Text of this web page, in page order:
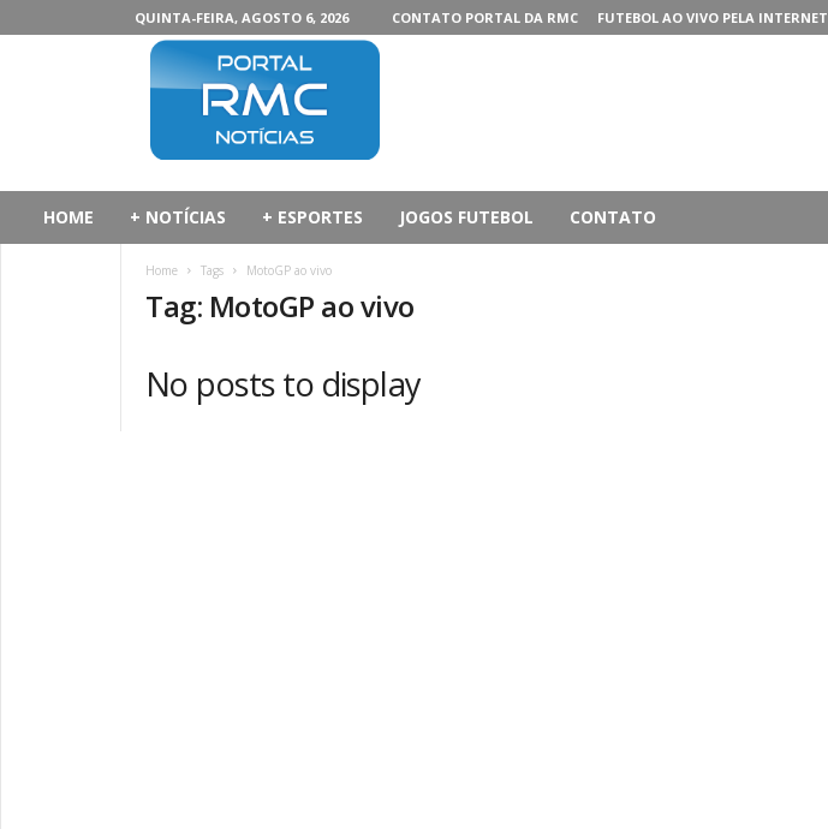
QUINTA-FEIRA, AGOSTO 6, 2026 CONTATO PORTAL DA RMC FUTEBOL AO VIVO PELA INTERNET
HOME + NOTÍCIAS + ESPORTES JOGOS FUTEBOL CONTATO
Home Tags MotoGP ao vivo
Tag: MotoGP ao vivo
No posts to display